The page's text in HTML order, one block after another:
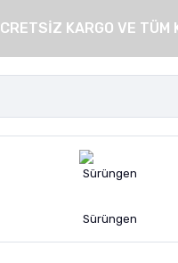
KARGO VE
Sürüngen